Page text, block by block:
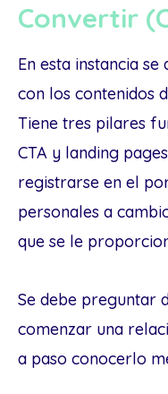
Convertir
En esta instancia
con los contenidos
Tiene tres pilares
CTA y landing
registrarse en el
personales a
que se le
Se debe preguntar
comenzar una
a paso conocerlo